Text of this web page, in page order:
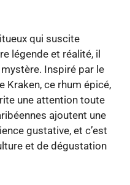
qui suscite
légende et réalité, il
Inspiré par le
Kraken, ce rhum épicé,
une attention toute
ajoutent une
gustative, et c’est
et de dégustation